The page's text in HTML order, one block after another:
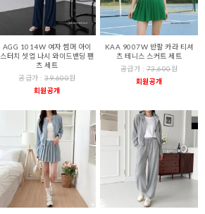
AGG 1014W 여자 썸머 아이
스터치 셋업 나시 와이드밴딩 팬
츠 세트
공급가 :39,600원
회원공개
KAA 9007W 반팔 카라 티셔
츠 테니스 스커트 세트
공급가 : 73,600원
회원공개